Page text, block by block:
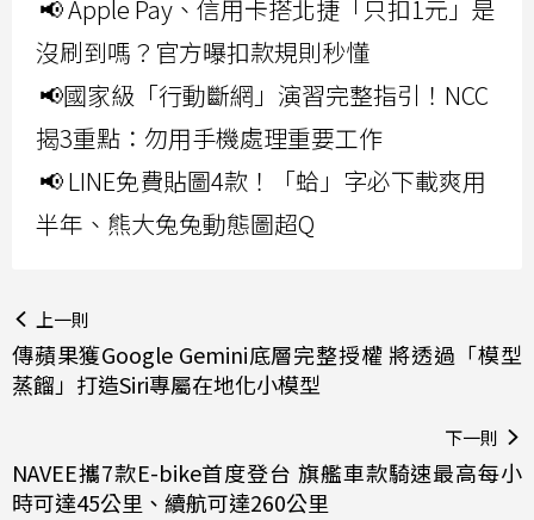
📢 Apple Pay、信用卡搭北捷「只扣1元」是
沒刷到嗎？官方曝扣款規則秒懂
📢國家級「行動斷網」演習完整指引！NCC
揭3重點：勿用手機處理重要工作
📢 LINE免費貼圖4款！「蛤」字必下載爽用
半年、熊大兔兔動態圖超Q
上一則
傳蘋果獲Google Gemini底層完整授權 將透過「模型
蒸餾」打造Siri專屬在地化小模型
下一則
NAVEE攜7款E-bike首度登台 旗艦車款騎速最高每小
時可達45公里、續航可達260公里